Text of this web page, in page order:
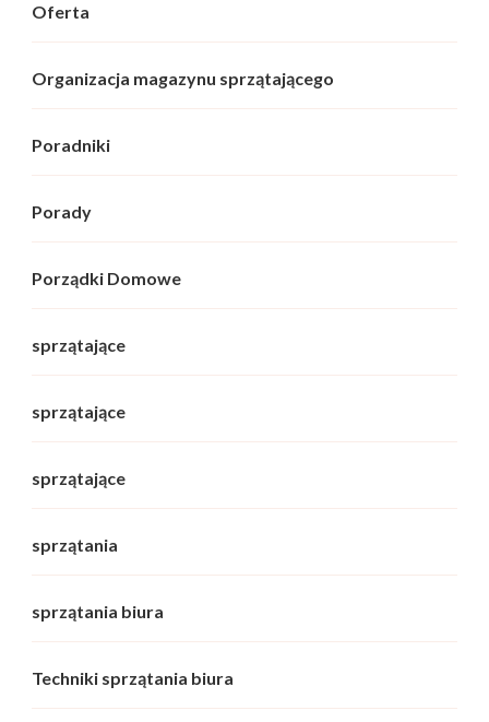
Oferta
Organizacja magazynu sprzątającego
Poradniki
Porady
Porządki Domowe
sprzątające
sprzątające
sprzątające
sprzątania
sprzątania biura
Techniki sprzątania biura